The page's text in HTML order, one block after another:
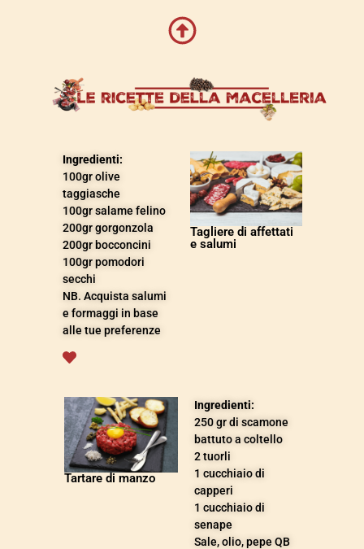
Ingredienti:
100gr olive
taggiasche
100gr salame felino
200gr gorgonzola
200gr bocconcini
100gr pomodori
secchi
NB. Acquista salumi
e formaggi in base
alle tue preferenze
Tagliere di affettati
e salumi
Tartare di manzo
Ingredienti:
250 gr di scamone
battuto a coltello
2 tuorli
1 cucchiaio di
capperi
1 cucchiaio di
senape
Sale, olio, pepe QB